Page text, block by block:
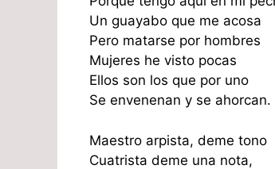
Un guayabo que me acosa
Pero matarse por hombres
Mujeres he visto pocas
Ellos son los que por uno
Se envenenan y se ahorcan.
Maestro arpista, deme tono
Cuatrista deme una nota,